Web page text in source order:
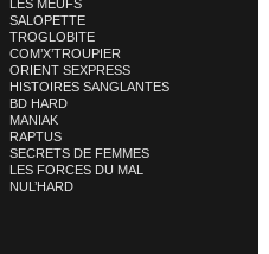
LES MEUFS
SALOPETTE
TROGLOBITE
COM’X’TROUPIER
ORIENT SEXPRESS
HISTOIRES SANGLANTES
BD HARD
MANIAK
RAPTUS
SECRETS DE FEMMES
LES FORCES DU MAL
NUL’HARD